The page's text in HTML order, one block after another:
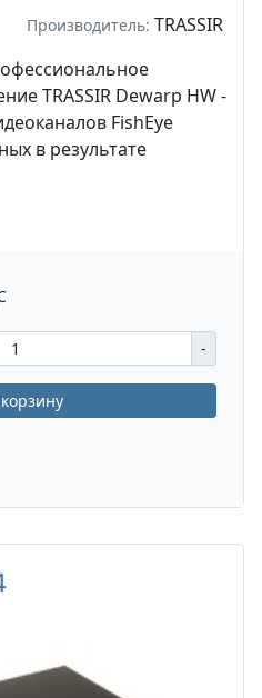
Производитель: TRASSIR
TRASSIR Dewarp HW -
FishEye
в результате
-